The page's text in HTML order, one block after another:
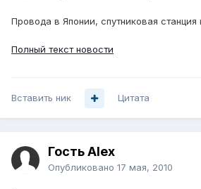
Провода в Японии, спутниковая
Полный текст новости
Вставить ник Цитата
Гость Alex
Опубликовано 17 мая, 2010